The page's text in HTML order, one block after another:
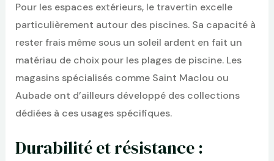
Pour les espaces extérieurs, le travertin excelle
particulièrement autour des piscines. Sa capacité à
rester frais même sous un soleil ardent en fait un
matériau de choix pour les plages de piscine. Les
magasins spécialisés comme Saint Maclou ou
Aubade ont d’ailleurs développé des collections
dédiées à ces usages spécifiques.
Durabilité et résistance :